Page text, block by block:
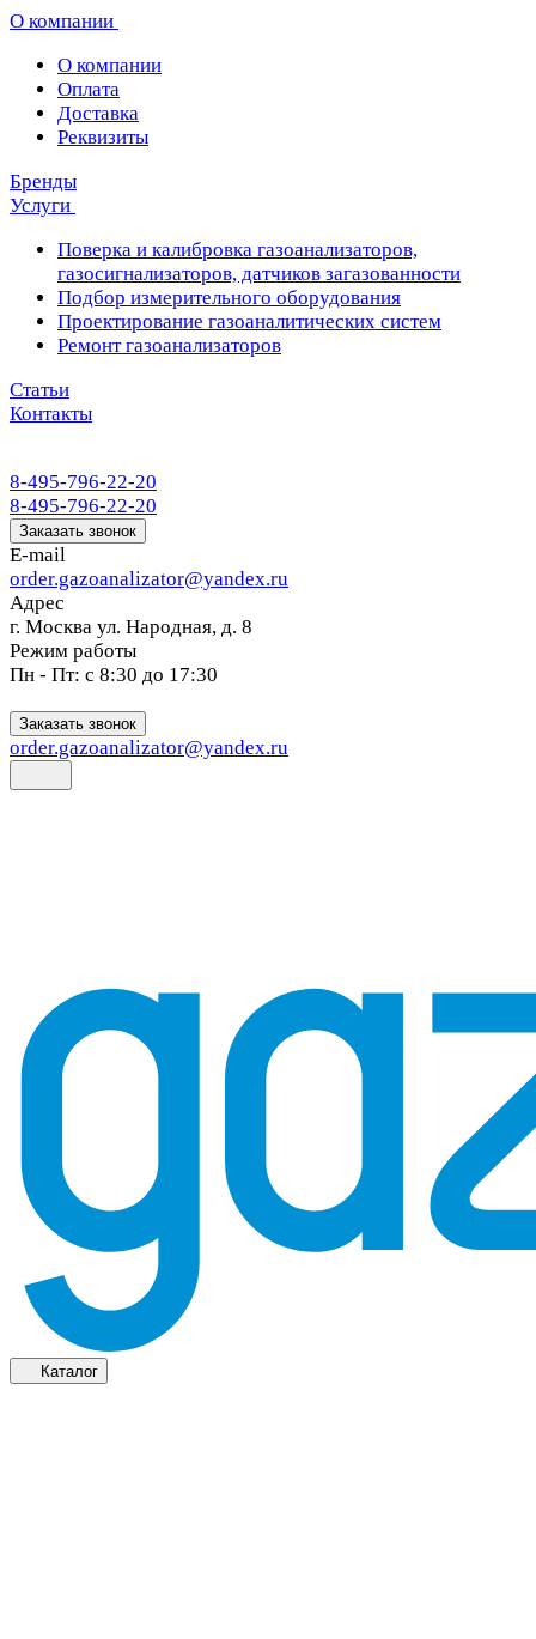
О компании
О компании
Оплата
Доставка
Реквизиты
Бренды
Услуги
Поверка и калибровка газоанализаторов,
газосигнализаторов, датчиков загазованности
Подбор измерительного оборудования
Проектирование газоаналитических систем
Ремонт газоанализаторов
Статьи
Контакты
8-495-796-22-20
8-495-796-22-20
Заказать звонок
E-mail
order.gazoanalizator@yandex.ru
Адрес
г. Москва ул. Народная, д. 8
Режим работы
Пн - Пт: с 8:30 до 17:30
Заказать звонок
order.gazoanalizator@yandex.ru
Каталог